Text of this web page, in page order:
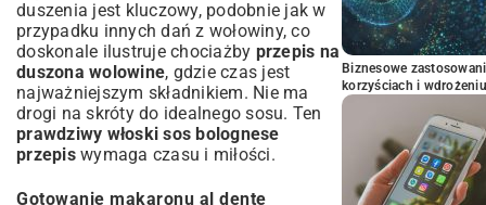
duszenia jest kluczowy, podobnie jak w
przypadku innych dań z wołowiny, co
doskonale ilustruje chociażby przepis na
duszona wolowine, gdzie czas jest
najważniejszym składnikiem. Nie ma
drogi na skróty do idealnego sosu. Ten
prawdziwy włoski sos bolognese
przepiswymaga czasu i miłości.
Gotowanie makaronu al dente
Biznesowe
korzyściach i wdrożeniu